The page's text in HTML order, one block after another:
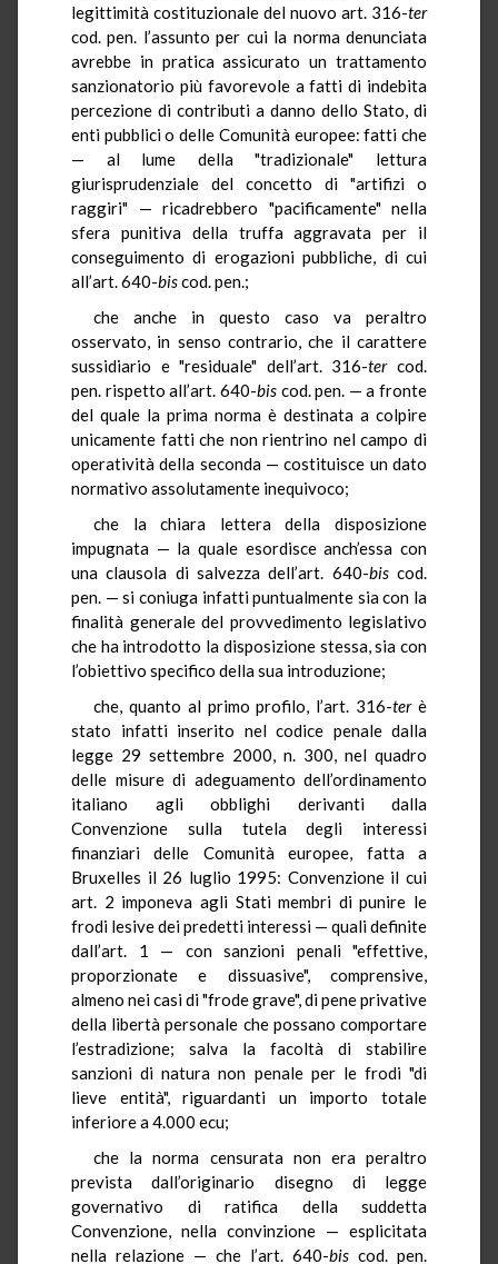
legittimità costituzionale del nuovo art. 316-ter
cod. pen. l’assunto per cui la norma denunciata
avrebbe in pratica assicurato un trattamento
sanzionatorio più favorevole a fatti di indebita
percezione di contributi a danno dello Stato, di
enti pubblici o delle Comunità europee: fatti che
— al lume della "tradizionale" lettura
giurisprudenziale del concetto di "artifizi o
raggiri" — ricadrebbero "pacificamente" nella
sfera punitiva della truffa aggravata per il
conseguimento di erogazioni pubbliche, di cui
all’art. 640-biscod. pen.;
che anche in questo caso va peraltro
osservato, in senso contrario, che il carattere
sussidiario e "residuale" dell’art. 316-tercod.
pen. rispetto all’art. 640-biscod. pen. — a fronte
del quale la prima norma è destinata a colpire
unicamente fatti che non rientrino nel campo di
operatività della seconda — costituisce un dato
normativo assolutamente inequivoco;
che la chiara lettera della disposizione
impugnata — la quale esordisce anch’essa con
una clausola di salvezza dell’art. 640-biscod.
pen. — si coniuga infatti puntualmente sia con la
finalità generale del provvedimento legislativo
che ha introdotto la disposizione stessa, sia con
l’obiettivo specifico della sua introduzione;
che, quanto al primo profilo, l’art. 316-terè
stato infatti inserito nel codice penale dalla
legge 29 settembre 2000, n. 300, nel quadro
delle misure di adeguamento dell’ordinamento
italiano agli obblighi derivanti dalla
Convenzione sulla tutela degli interessi
finanziari delle Comunità europee, fatta a
Bruxelles il 26 luglio 1995: Convenzione il cui
art. 2 imponeva agli Stati membri di punire le
frodi lesive dei predetti interessi — quali definite
dall’art. 1 — con sanzioni penali "effettive,
proporzionate e dissuasive", comprensive,
almeno nei casi di "frode grave", di pene privative
della libertà personale che possano comportare
l’estradizione; salva la facoltà di stabilire
sanzioni di natura non penale per le frodi "di
lieve entità", riguardanti un importo totale
inferiore a 4.000 ecu;
che la norma censurata non era peraltro
prevista dall’originario disegno di legge
governativo di ratifica della suddetta
Convenzione, nella convinzione — esplicitata
nella relazione — che l’art. 640-bis cod. pen.